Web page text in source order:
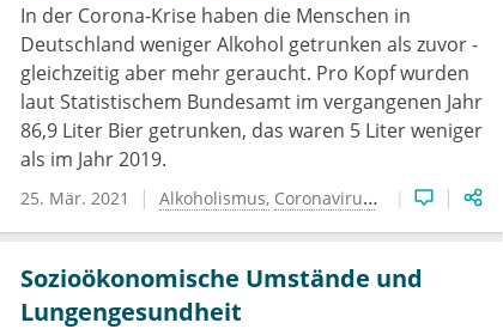
In der Corona-Krise haben die Menschen in
Deutschland weniger Alkohol getrunken als zuvor -
gleichzeitig aber mehr geraucht. Pro Kopf wurden
laut Statistischem Bundesamt im vergangenen Jahr
86,9 Liter Bier getrunken, das waren 5 Liter weniger
als im Jahr 2019.
25. Mär. 2021 Alkoholismus Coronavirus Rauchen
Sozioökonomische Umstände und
Lungengesundheit